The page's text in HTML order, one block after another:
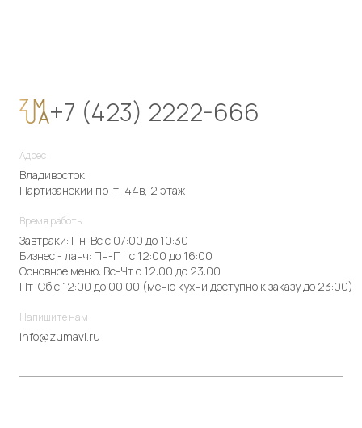
+7 (423) 2222-666
Адрес
Владивосток,
Партизанский пр-т, 44в, 2 этаж
Время работы
Завтраки: Пн-Вс с 07:00 до 10:30
Бизнес - ланч: Пн-Пт с 12:00 до 16:00
Основное меню: Вс-Чт с 12:00 до 23:00
Пт-Сб с 12:00 до 00:00 (меню кухни доступно к заказу до 23:00)
Напишите нам
info@zumavl.ru